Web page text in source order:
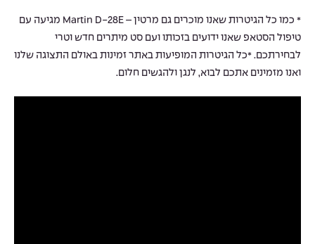
* כמו כל הגיטרות שאנו מוכרים גם מרטין – Martin D-28E מגיעה עם
טיפול הסטאפ שאנו ידועים בזכותו ועם סט מיתרים חדש וטרי
לבחירתכם. *כל הגיטרות המופיעות באתר זמינות באולם התצוגה שלנו
ואנו מזמינים אתכם לבוא, לנגן ולהגשים חלום.